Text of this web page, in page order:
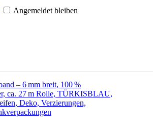
Angemeldet bleiben